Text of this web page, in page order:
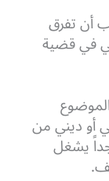
أن تفرق
في قضية
أو ديني من
يشغل